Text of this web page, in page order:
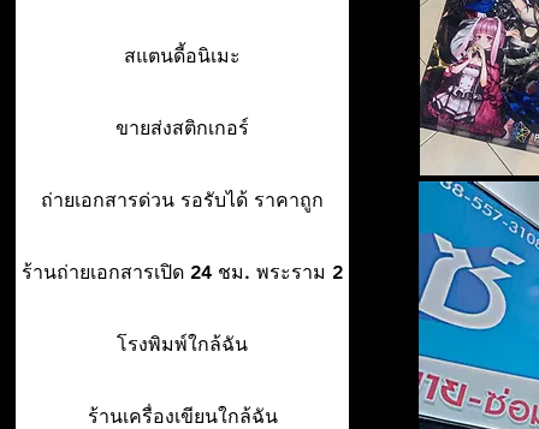
สแตนดี้อนิเมะ
ขายส่งสติกเกอร์
ถ่ายเอกสารด่วน รอรับได้ ราคาถูก
ร้านถ่ายเอกสารเปิด 24 ชม. พระราม 2
โรงพิมพ์ใกล้ฉัน
ร้านเครื่องเขียนใกล้ฉัน